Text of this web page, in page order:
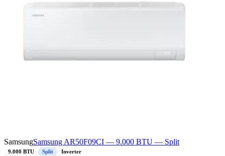
SamsungSamsung AR50F09CI — 9.000 BTU — Split
9.000 BTU Split Inverter